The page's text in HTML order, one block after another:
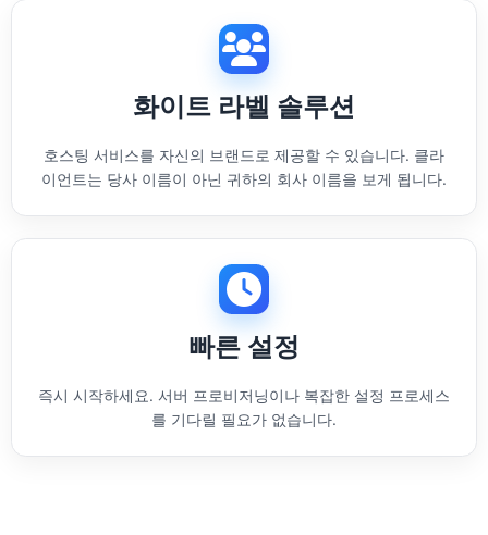
화이트 라벨 솔루션
호스팅 서비스를 자신의 브랜드로 제공할 수 있습니다. 클라
이언트는 당사 이름이 아닌 귀하의 회사 이름을 보게 됩니다.
빠른 설정
즉시 시작하세요. 서버 프로비저닝이나 복잡한 설정 프로세스
를 기다릴 필요가 없습니다.